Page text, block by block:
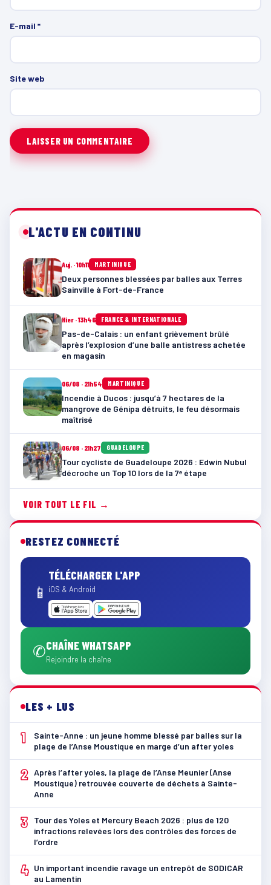
E-mail *
Site web
L'ACTU EN CONTINU
Auj. · 10h11 MARTINIQUE
Deux personnes blessées par balles aux Terres
Sainville à Fort-de-France
Hier · 13h46 FRANCE & INTERNATIONALE
Pas-de-Calais : un enfant grièvement brûlé
après l’explosion d’une balle antistress achetée
en magasin
06/08 · 21h54 MARTINIQUE
Incendie à Ducos : jusqu’à 7 hectares de la
mangrove de Génipa détruits, le feu désormais
maîtrisé
06/08 · 21h27 GUADELOUPE
Tour cycliste de Guadeloupe 2026 : Edwin Nubul
décroche un Top 10 lors de la 7ᵉ étape
VOIR TOUT LE FIL →
RESTEZ CONNECTÉ
📱
TÉLÉCHARGER L'APP
iOS & Android
✆CHAÎNE WHATSAPP
Rejoindre la chaîne
LES + LUS
1
Sainte-Anne : un jeune homme blessé par balles sur la
plage de l’Anse Moustique en marge d’un after yoles
2 Après l’after yoles, la plage de l’Anse Meunier (Anse
Moustique) retrouvée couverte de déchets à Sainte-
Anne
3
Tour des Yoles et Mercury Beach 2026 : plus de 120
infractions relevées lors des contrôles des forces de
l’ordre
4 Un important incendie ravage un entrepôt de SODICAR
au Lamentin